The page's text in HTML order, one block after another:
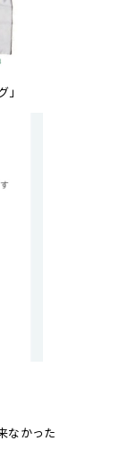
なかった